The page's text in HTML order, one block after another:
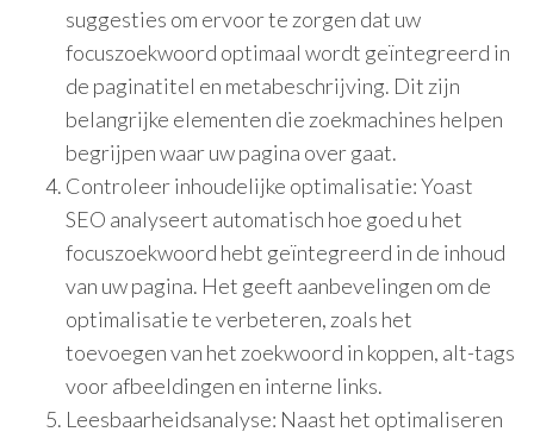
suggesties om ervoor te zorgen dat uw
focuszoekwoord optimaal wordt geïntegreerd in
de paginatitel en metabeschrijving. Dit zijn
belangrijke elementen die zoekmachines helpen
begrijpen waar uw pagina over gaat.
Controleer inhoudelijke optimalisatie: Yoast
SEO analyseert automatisch hoe goed u het
focuszoekwoord hebt geïntegreerd in de inhoud
van uw pagina. Het geeft aanbevelingen om de
optimalisatie te verbeteren, zoals het
toevoegen van het zoekwoord in koppen, alt-tags
voor afbeeldingen en interne links.
Leesbaarheidsanalyse: Naast het optimaliseren